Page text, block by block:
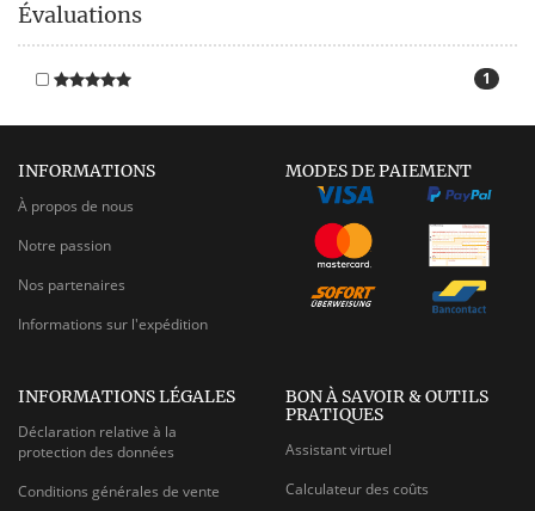
Évaluations
1
INFORMATIONS
À propos de nous
Notre passion
Nos partenaires
Informations sur l'expédition
MODES DE PAIEMENT
INFORMATIONS LÉGALES
Déclaration relative à la
protection des données
Conditions générales de vente
BON À SAVOIR & OUTILS
PRATIQUES
Assistant virtuel
Calculateur des coûts